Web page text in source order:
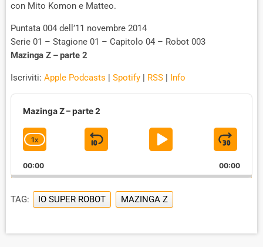
con Mito Komon e Matteo.
Puntata 004 dell’11 novembre 2014
Serie 01 – Stagione 01 – Capitolo 04 – Robot 003
Mazinga Z – parte 2
Iscriviti: Apple Podcasts | Spotify | RSS | Info
A
a
e
Mazinga Z – parte 2
C
A
N
G
E
A
1X
S
I
P
B
A
P
A
Y
P
A
J
U
M
O
00:00 00:00
TAG: IO SUPER ROBOT MAZINGA Z